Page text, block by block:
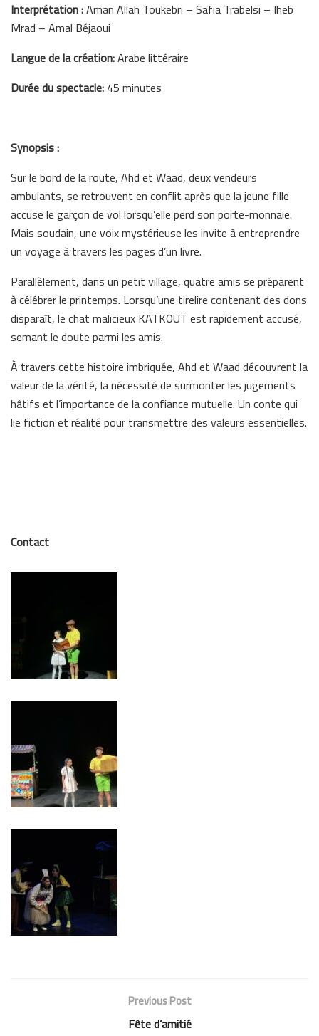
Interprétation :Aman Allah Toukebri – Safia Trabelsi – Iheb
Mrad – Amal Béjaoui
Langue de la création:Arabe littéraire
Durée du spectacle:45 minutes
Synopsis :
Sur le bord de la route, Ahd et Waad, deux vendeurs
ambulants, se retrouvent en conflit après que la jeune fille
accuse le garçon de vol lorsqu’elle perd son porte-monnaie.
Mais soudain, une voix mystérieuse les invite à entreprendre
un voyage à travers les pages d’un livre.
Parallèlement, dans un petit village, quatre amis se préparent
à célébrer le printemps. Lorsqu’une tirelire contenant des dons
disparaît, le chat malicieux KATKOUT est rapidement accusé,
semant le doute parmi les amis.
À travers cette histoire imbriquée, Ahd et Waad découvrent la
valeur de la vérité, la nécessité de surmonter les jugements
hâtifs et l’importance de la confiance mutuelle. Un conte qui
lie fiction et réalité pour transmettre des valeurs essentielles.
Contact
Previous Post
Fête d’amitié